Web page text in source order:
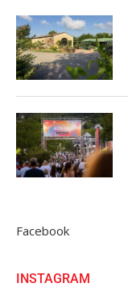
Facebook
INSTAGRAM